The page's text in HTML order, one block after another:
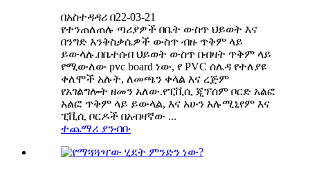
በአስተዳዳሪ በ22-03-21
የተንጠለጠሉ ጣሪያዎች በቤት ውስጥ ህይወት እና
በንግድ እንቅስቃሴዎች ውስጥ ብዙ ጥቅም ላይ
ይውላሉ.በቤተሰብ ህይወት ውስጥ በብዛት ጥቅም ላይ
የሚውለው pvc board ነው, የ PVC ሰሌዳ የተለያዩ
ቀለሞች አሉት, ለመጫን ቀላል እና ረጅም
የአገልግሎት ዘመን አለው.የፒቪሲ ጂፕሰም ቦርድ አልፎ
አልፎ ጥቅም ላይ ይውላል, እና አሁን አሉሚኒየም እና
ፒቪሲ ቦርዶች በአብዛኛው ...
ተጨማሪ ያንብቡ